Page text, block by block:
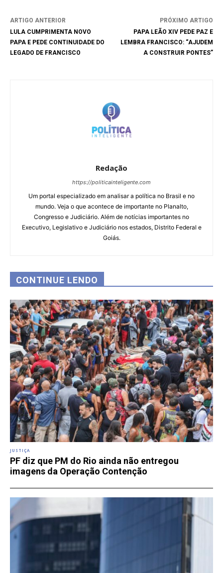
ARTIGO ANTERIOR
LULA CUMPRIMENTA NOVO
PAPA E PEDE CONTINUIDADE DO
LEGADO DE FRANCISCO
PRÓXIMO ARTIGO
PAPA LEÃO XIV PEDE PAZ E
LEMBRA FRANCISCO: “AJUDEM
A CONSTRUIR PONTES”
Redação
https://politicainteligente.com
Um portal especializado em analisar a política no Brasil e no
mundo. Veja o que acontece de importante no Planalto,
Congresso e Judiciário. Além de notícias importantes no
Executivo, Legislativo e Judiciário nos estados, Distrito Federal e
Goiás.
CONTINUE LENDO
JUSTIÇA
PF diz que PM do Rio ainda não entregou
imagens da Operação Contenção